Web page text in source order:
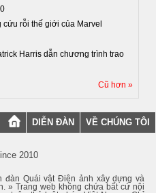
rỗi thế giới của Marvel
Harris dẫn chương trình trao
Cũ hơn »
DIỄN ĐÀN VỀ CHÚNG TÔI
2010
đàn Quái vật Điện ảnh xây dựng và
» Trang web không chứa bất cứ nội